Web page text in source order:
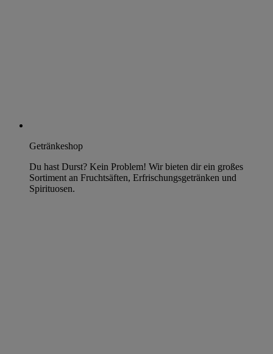
Getränkeshop
Du hast Durst? Kein Problem! Wir bieten dir ein großes
Sortiment an Fruchtsäften, Erfrischungsgetränken und
Spirituosen.